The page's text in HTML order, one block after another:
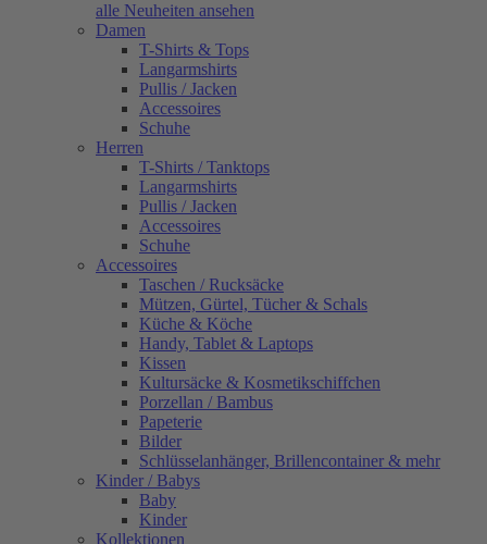
alle Neuheiten ansehen
Damen
T-Shirts & Tops
Langarmshirts
Pullis / Jacken
Accessoires
Schuhe
Herren
T-Shirts / Tanktops
Langarmshirts
Pullis / Jacken
Accessoires
Schuhe
Accessoires
Taschen / Rucksäcke
Mützen, Gürtel, Tücher & Schals
Küche & Köche
Handy, Tablet & Laptops
Kissen
Kultursäcke & Kosmetikschiffchen
Porzellan / Bambus
Papeterie
Bilder
Schlüsselanhänger, Brillencontainer & mehr
Kinder / Babys
Baby
Kinder
Kollektionen